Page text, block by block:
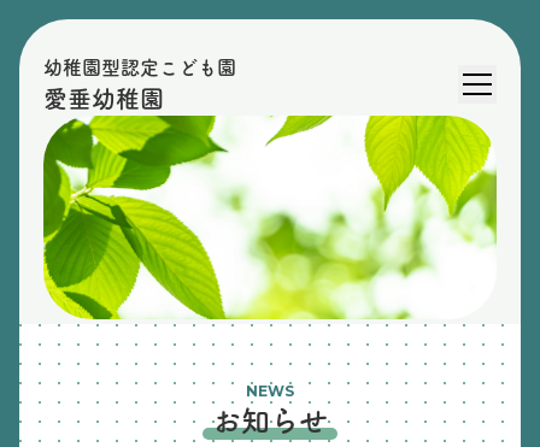
幼稚園型認定こども園
愛垂幼稚園
NEWS
お知らせ